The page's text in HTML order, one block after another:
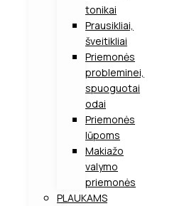
tonikai
Prausikliai,
šveitikliai
Priemonės
probleminei,
spuoguotai
odai
Priemonės
lūpoms
Makiažo
valymo
priemonės
PLAUKAMS